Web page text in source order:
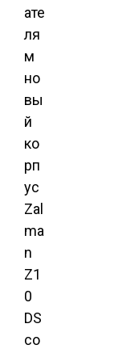
ате
ля
м
но
вы
й
ко
рп
ус
Zal
ma
n
Z1
0
DS
со